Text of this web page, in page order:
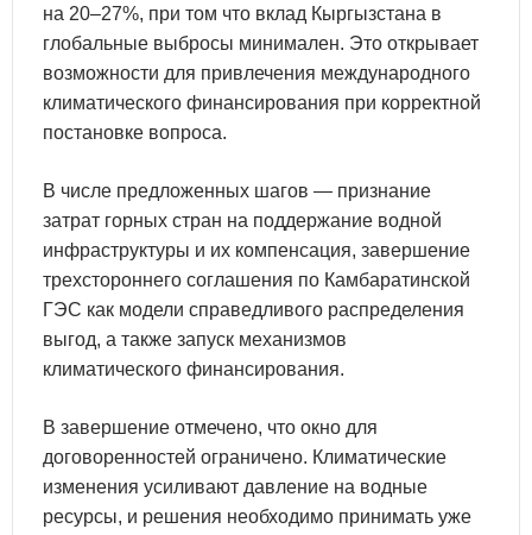
на 20–27%, при том что вклад Кыргызстана в
глобальные выбросы минимален. Это открывает
возможности для привлечения международного
климатического финансирования при корректной
постановке вопроса.
В числе предложенных шагов — признание
затрат горных стран на поддержание водной
инфраструктуры и их компенсация, завершение
трехстороннего соглашения по Камбаратинской
ГЭС как модели справедливого распределения
выгод, а также запуск механизмов
климатического финансирования.
В завершение отмечено, что окно для
договоренностей ограничено. Климатические
изменения усиливают давление на водные
ресурсы, и решения необходимо принимать уже